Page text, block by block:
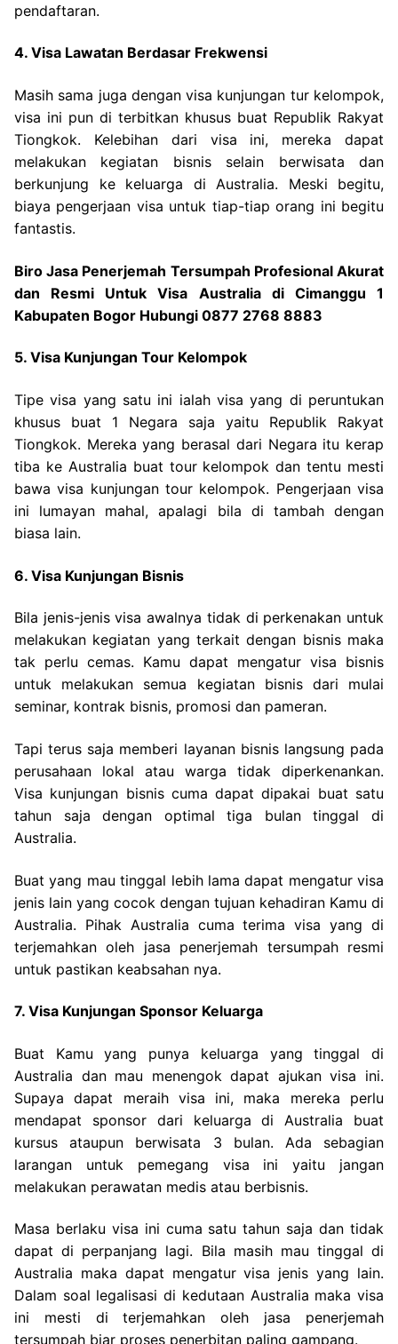
pendaftaran.
4. Visa Lawatan Berdasar Frekwensi
Masih sama juga dengan visa kunjungan tur kelompok,
visa ini pun di terbitkan khusus buat Republik Rakyat
Tiongkok. Kelebihan dari visa ini, mereka dapat
melakukan kegiatan bisnis selain berwisata dan
berkunjung ke keluarga di Australia. Meski begitu,
biaya pengerjaan visa untuk tiap-tiap orang ini begitu
fantastis.
Biro Jasa Penerjemah Tersumpah Profesional Akurat
dan Resmi Untuk Visa Australia di Cimanggu 1
Kabupaten Bogor Hubungi 0877 2768 8883
5. Visa Kunjungan Tour Kelompok
Tipe visa yang satu ini ialah visa yang di peruntukan
khusus buat 1 Negara saja yaitu Republik Rakyat
Tiongkok. Mereka yang berasal dari Negara itu kerap
tiba ke Australia buat tour kelompok dan tentu mesti
bawa visa kunjungan tour kelompok. Pengerjaan visa
ini lumayan mahal, apalagi bila di tambah dengan
biasa lain.
6. Visa Kunjungan Bisnis
Bila jenis-jenis visa awalnya tidak di perkenakan untuk
melakukan kegiatan yang terkait dengan bisnis maka
tak perlu cemas. Kamu dapat mengatur visa bisnis
untuk melakukan semua kegiatan bisnis dari mulai
seminar, kontrak bisnis, promosi dan pameran.
Tapi terus saja memberi layanan bisnis langsung pada
perusahaan lokal atau warga tidak diperkenankan.
Visa kunjungan bisnis cuma dapat dipakai buat satu
tahun saja dengan optimal tiga bulan tinggal di
Australia.
Buat yang mau tinggal lebih lama dapat mengatur visa
jenis lain yang cocok dengan tujuan kehadiran Kamu di
Australia. Pihak Australia cuma terima visa yang di
terjemahkan oleh jasa penerjemah tersumpah resmi
untuk pastikan keabsahan nya.
7. Visa Kunjungan Sponsor Keluarga
Buat Kamu yang punya keluarga yang tinggal di
Australia dan mau menengok dapat ajukan visa ini.
Supaya dapat meraih visa ini, maka mereka perlu
mendapat sponsor dari keluarga di Australia buat
kursus ataupun berwisata 3 bulan. Ada sebagian
larangan untuk pemegang visa ini yaitu jangan
melakukan perawatan medis atau berbisnis.
Masa berlaku visa ini cuma satu tahun saja dan tidak
dapat di perpanjang lagi. Bila masih mau tinggal di
Australia maka dapat mengatur visa jenis yang lain.
Dalam soal legalisasi di kedutaan Australia maka visa
ini mesti di terjemahkan oleh jasa penerjemah
tersumpah biar proses penerbitan paling gampang.